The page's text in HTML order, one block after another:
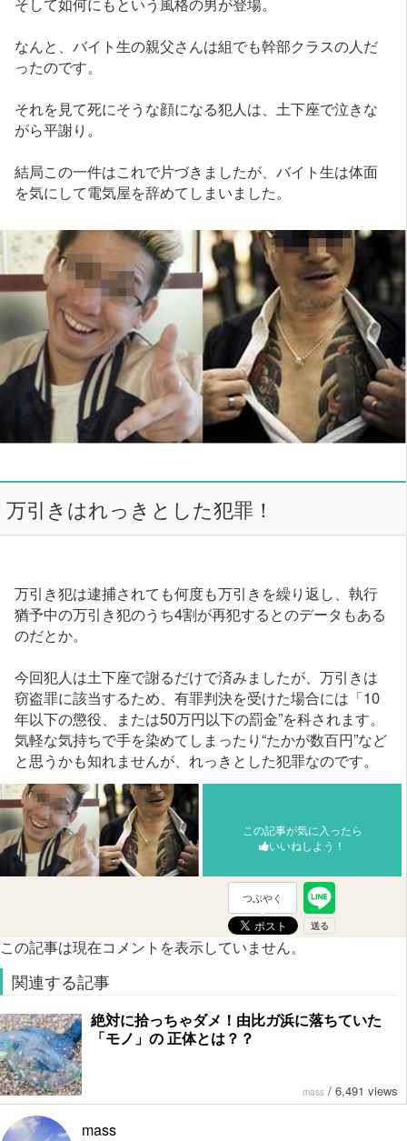
なんと、バイト生の親父さんは組でも幹部クラスの人だ
ったのです。
それを見て死にそうな顔になる犯人は、土下座で泣きな
がら平謝り。
結局この一件はこれで片づきましたが、バイト生は体面
を気にして電気屋を辞めてしまいました。
万引きはれっきとした犯罪！
万引き犯は逮捕されても何度も万引きを繰り返し、執行
猶予中の万引き犯のうち4割が再犯するとのデータもある
のだとか。
今回犯人は土下座で謝るだけで済みましたが、万引きは
窃盗罪に該当するため、有罪判決を受けた場合には「10
年以下の懲役、または50万円以下の罰金”を科されます。
気軽な気持ちで手を染めてしまったり“たかが数百円”など
と思うかも知れませんが、れっきとした犯罪なのです。
この記事が気に入ったら
いいねしよう！
つぶやく
この記事は現在コメントを表示していません。
関連する記事
絶対に拾っちゃダメ！由比ガ浜に落ちていた
「モノ」の 正体とは？？
mass / 6,491 views
mass